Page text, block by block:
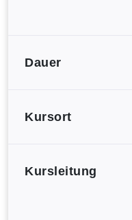
Dauer
Kursort
Kursleitung